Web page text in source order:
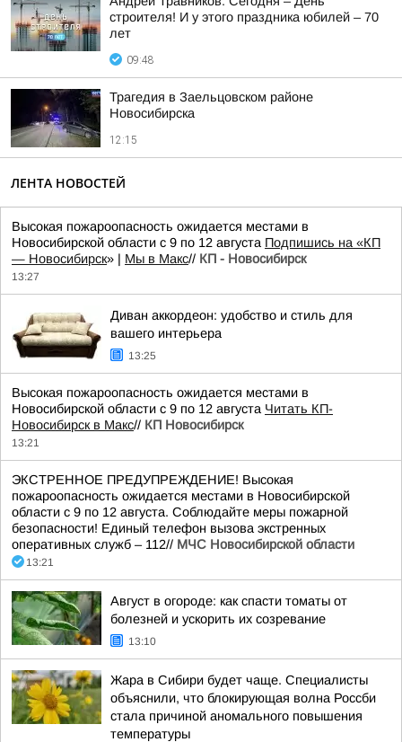
строителя! И у этого праздника юбилей – 70
лет
09:48
Трагедия в Заельцовском районе
Новосибирска
12:15
ЛЕНТА НОВОСТЕЙ
Высокая пожароопасность ожидается местами в
Новосибирской области с 9 по 12 августа Подпишись на «КП
— Новосибирск» | Мы в Mакс// КП - Новосибирск
13:27
Диван аккордеон: удобство и стиль для
вашего интерьера
13:25
Высокая пожароопасность ожидается местами в
Новосибирской области с 9 по 12 августа Читать КП-
Новосибирск в Макс// КП Новосибирск
13:21
ЭКСТРЕННОЕ ПРЕДУПРЕЖДЕНИЕ! Высокая
пожароопасность ожидается местами в Новосибирской
области с 9 по 12 августа. Соблюдайте меры пожарной
безопасности! Единый телефон вызова экстренных
оперативных служб – 112// МЧС Новосибирской области
13:21
Август в огороде: как спасти томаты от
болезней и ускорить их созревание
13:10
Жара в Сибири будет чаще. Специалисты
объяснили, что блокирующая волна Россби
стала причиной аномального повышения
температуры